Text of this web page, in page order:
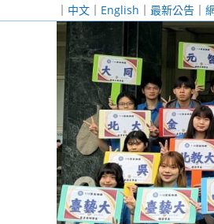
｜ 中文 ｜ English ｜ 最新公告 ｜